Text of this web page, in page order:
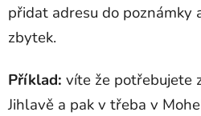
přidat adresu do poznámky
zbytek.
Příklad: víte že potřebujete
Jihlavě a pak v třeba v